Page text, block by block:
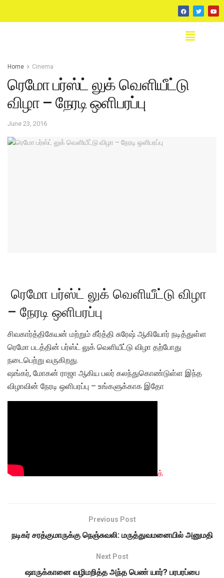
Home Cinema
ரெமோ பர்ஸ்ட் லுக் வெளியீட்டு
விழா – நேரடி ஒளிபரப்பு
June 23, 2016
ரெமோ பர்ஸ்ட் லுக் வெளியீட்டு விழா
– நேரடி ஒளிபரப்பு
சிவகார்த்திகேயன் மற்றும் கீர்த்தி சுரேஷ் ஆகியோர் நடித்துள்ள
ரெமோ படத்தின் பர்ஸ்ட் லுக் வெளியீட்டு விழா தற்போது
நடைபெற்று வருகிறது.
ஷங்கர், மோகன் ராஜா ஆகிய பலர் கலந்துகொண்டுள்ள இந்த
விழாவின் நேரடி ஒளிபரப்பு – உங்களுக்காக இதோ
க்
Previous Post
நடிகர் சரத்குமாருக்கு நெஞ்சுவலி: மருத்துவமனையில் அனுமதி
Next Post
ஷாருக்கானை வழிமறித்த அந்த பெண் யார்? பரபரப்பை